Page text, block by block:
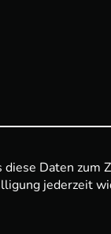
diese Daten
jederzeit